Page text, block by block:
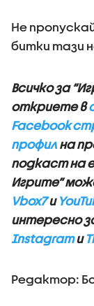
Не
битки тази
Всичко за
откриете в
Facebook
профил на
подкаст на
Игрите”
Vbox7и
интересно
Instagramи
Редактор: